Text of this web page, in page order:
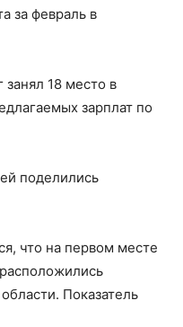
за февраль в
18 место в
зарплат по
поделились
что на первом месте
Показатель